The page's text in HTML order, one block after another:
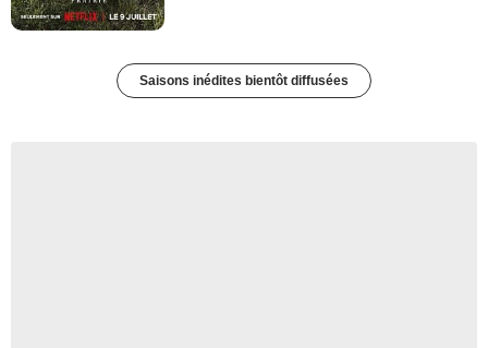
Saisons inédites bientôt diffusées